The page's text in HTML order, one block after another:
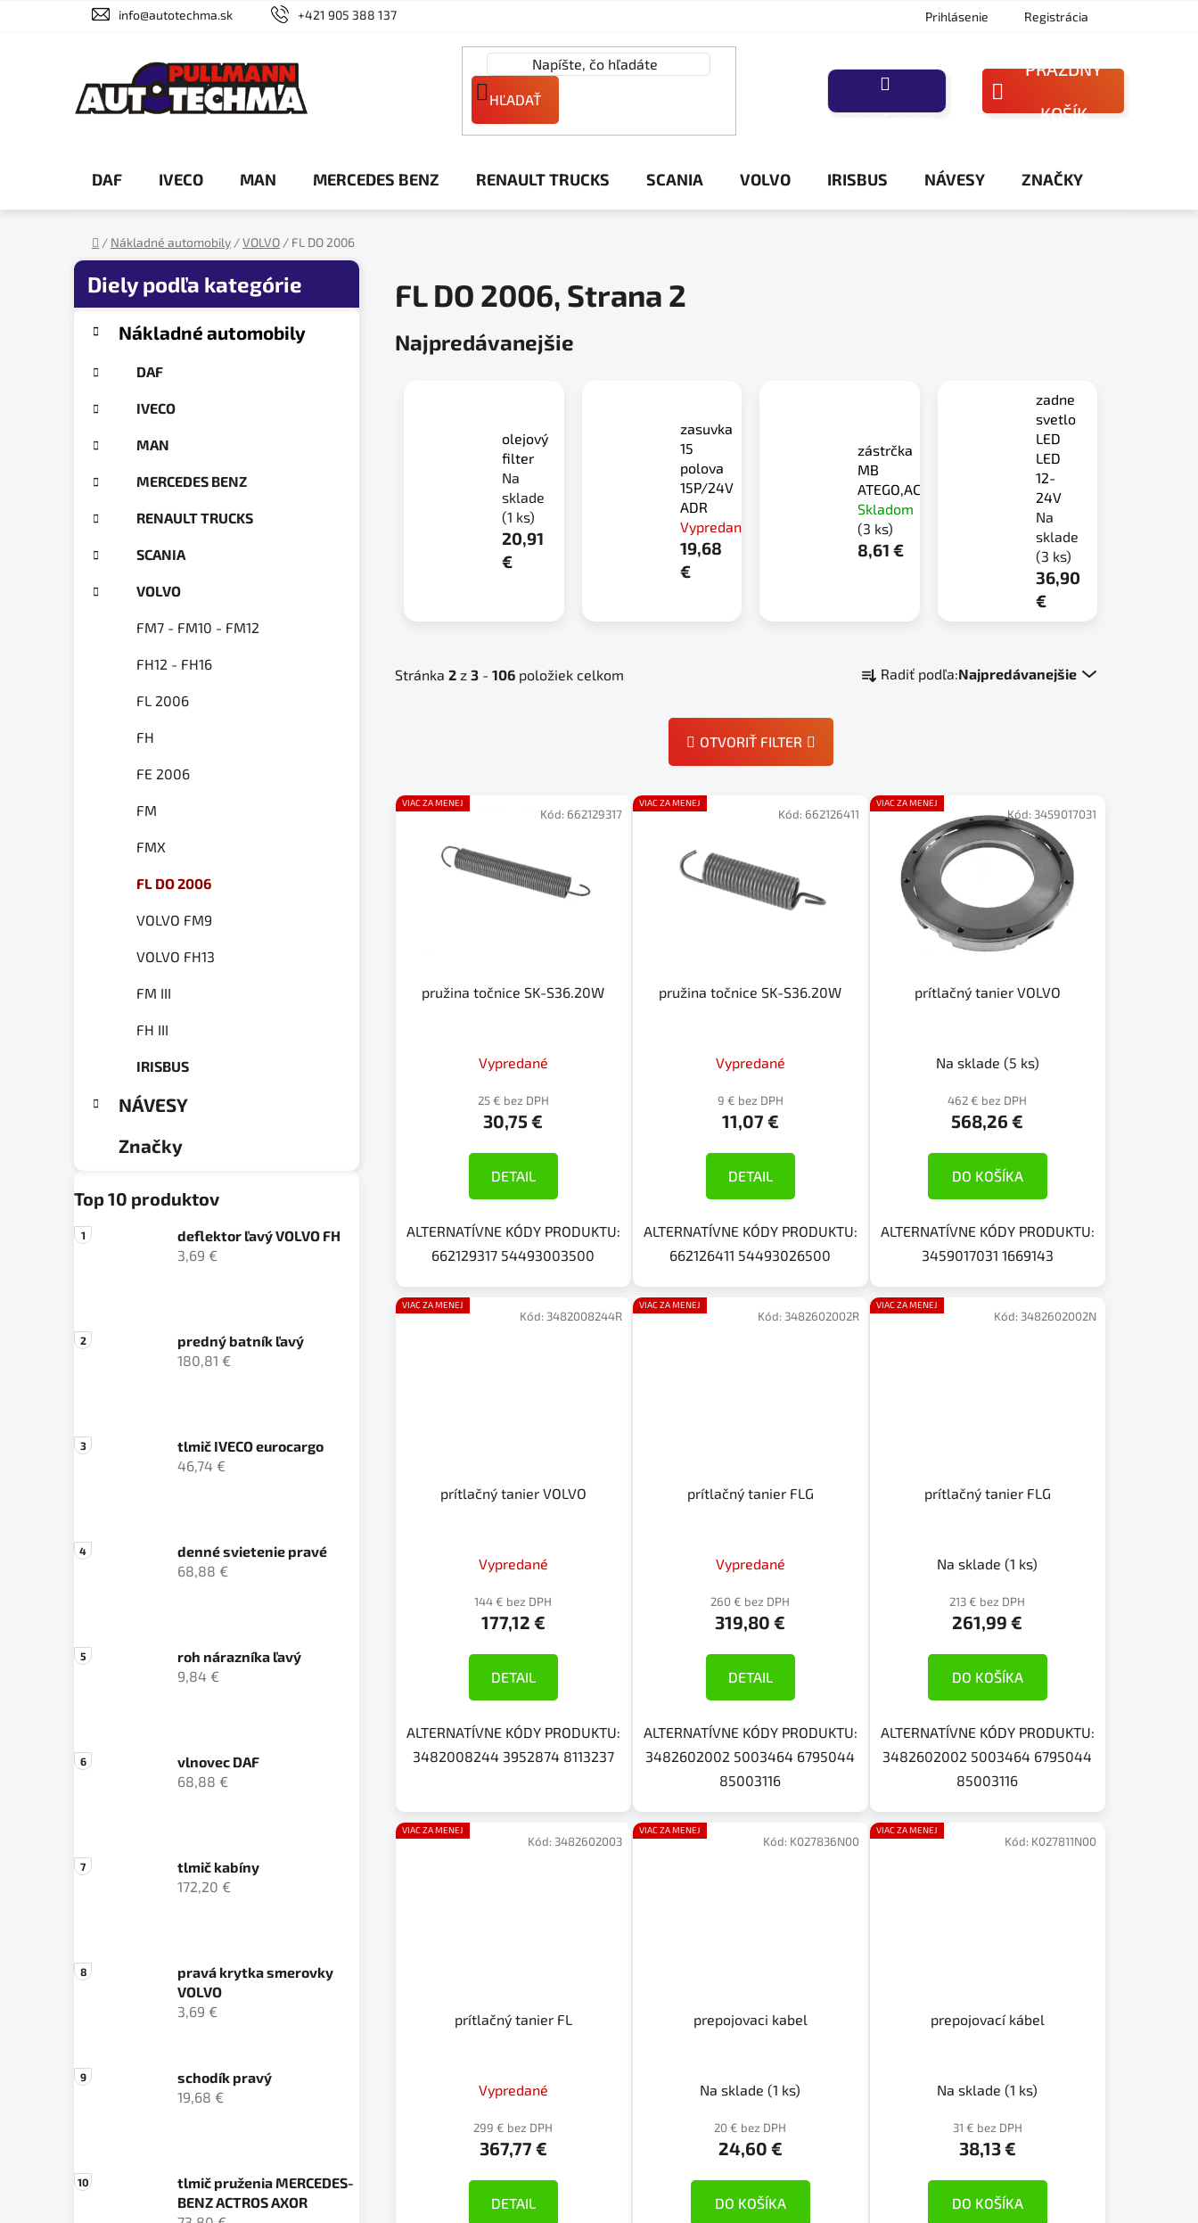
info@autotechma.sk +421 905 388 137 Prihlásenie Registrácia
HĽADAŤ
NÁKUPNÝ
PRÁZDNY
KOŠÍK
DAF IVECO MAN MERCEDES BENZ RENAULT TRUCKS SCANIA VOLVO IRISBUS NÁVESY ZNAČKY
Domov
/ Nákladné automobily /VOLVO / FL DO 2006
B
kategórieNákladné automobily
DAF
IVECO
MAN
MERCEDES BENZ
RENAULT TRUCKS
SCANIA
VOLVO
FM7 - FM10 - FM12
FH12 - FH16
FL 2006
FH
FE 2006
FM
FMX
FL DO 2006
VOLVO FM9
VOLVO FH13
FM III
FH III
IRISBUS
NÁVESY
Značky
Top 10 produktov
deflektor ľavý VOLVO FH
3,69 €
predný batník ľavý
180,81 €
tlmič IVECO eurocargo
46,74 €
denné svietenie pravé
68,88 €
roh nárazníka ľavý
9,84 €
vlnovec DAF
68,88 €
tlmič kabíny
172,20 €
pravá krytka smerovky
VOLVO
3,69 €
schodík pravý
19,68 €
tlmič pruženia MERCEDES-
BENZ ACTROS AXOR
FL DO 2006, Strana 2
Najpredávanejšie
olejový
filter
Na
sklade
(1 ks)
20,91
€
zasuvka
15
polova
15P/24V
ADR
Vypredané
19,68
€
zástrčka
MB
ATEGO,ACTROS
Skladom
(3 ks)
8,61 €
zadne
svetlo
LED
LED
12-
24V
Na
sklade
(3 ks)
36,90
€
Stránka 2 z 3 - 106 položiek celkom
a
e
Radiť podľa:Najpredávanejšie
OTVORIŤ FILTER
V
ý
VIAC ZA MENEJ
pružina točnice SK-S36.20W
Vypredané
25 € bez DPH
30,75 €
DETAIL
ALTERNATÍVNE KÓDY PRODUKTU:
662129317 54493003500
Kód: 662129317
VIAC ZA MENEJ
pružina točnice SK-S36.20W
Vypredané
9 € bez DPH
11,07 €
DETAIL
ALTERNATÍVNE KÓDY PRODUKTU:
662126411 54493026500
Kód: 662126411
VIAC ZA MENEJ
prítlačný tanier VOLVO
Na sklade (5 ks)
462 € bez DPH
568,26 €
DO KOŠÍKA
ALTERNATÍVNE KÓDY PRODUKTU:
3459017031 1669143
Kód: 3459017031
VIAC ZA MENEJ
prítlačný tanier VOLVO
Vypredané
144 € bez DPH
177,12 €
DETAIL
ALTERNATÍVNE KÓDY PRODUKTU:
3482008244 3952874 8113237
Kód: 3482008244R
VIAC ZA MENEJ
prítlačný tanier FLG
Vypredané
260 € bez DPH
319,80 €
DETAIL
ALTERNATÍVNE KÓDY PRODUKTU:
3482602002 5003464 6795044
85003116
Kód: 3482602002R
VIAC ZA MENEJ
prítlačný tanier FLG
Na sklade(1 ks)
213 € bez DPH
261,99 €
DO KOŠÍKA
ALTERNATÍVNE KÓDY PRODUKTU:
3482602002 5003464 6795044
85003116
Kód: 3482602002N
VIAC ZA MENEJ
prítlačný tanier FL
Vypredané
299 € bez DPH
367,77 €
DETAIL
Kód: 3482602003
VIAC ZA MENEJ
prepojovaci kabel
Na sklade(1 ks)
20 € bez DPH
24,60 €
DO KOŠÍKA
Kód: K027836N00
VIAC ZA MENEJ
prepojovací kábel
Na sklade(1 ks)
31 € bez DPH
38,13 €
DO KOŠÍKA
Kód: K027811N00